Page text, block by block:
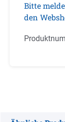
Bitte
den